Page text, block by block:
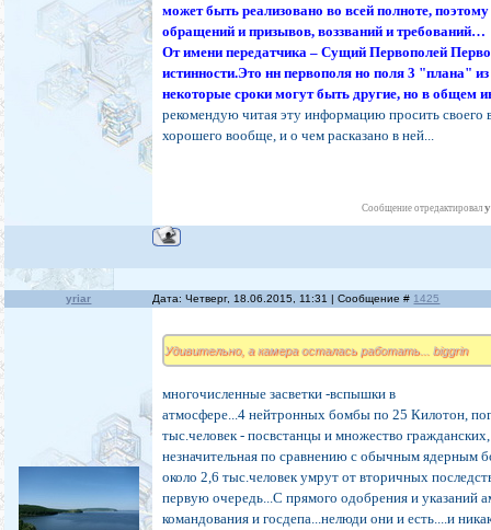
может быть реализовано во всей полноте,
обращений и призывов, воззваний и требований…
От имени передатчика – Сущий Первополей
истинности.Это нн первополя но поля 3 "плана"
некоторые сроки могут быть другие, но в общем
рекомендую читая эту информацию просить своего
хорошего вообще, и о чем расказано в ней...
Сообщение отредактировал
yriar Дата: Четверг, 18.06.2015, 11:31 | Сообщение # 1425
Удивительно, а камера осталась работать... biggrin
многочисленные засветки -вспышки в
атмосфере...4 нейтронных бомбы по 25 Килотон,
тыс.человек - посвстанцы и множество
незначительная по сравнению с обычным ядерным
около 2,6 тыс.человек умрут от вторичных
первую очередь...С прямого одобрения и указаний
командования и госдепа...нелюди они и есть....и